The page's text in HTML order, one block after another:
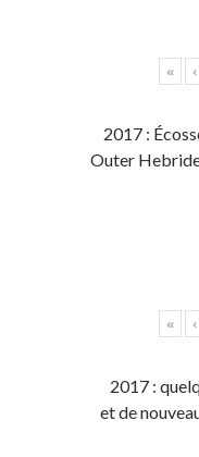
« ‹
2017 :
Outer
« ‹
2017 :
et de